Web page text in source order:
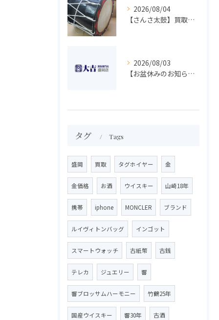
2026/08/04
【さんさ太鼓】買取 大吉盛岡店 楽器 買取します！！
2026/08/03
【お盆休みのお知らせ】買取専門 大吉 盛岡店
タグ Tags
盛岡 買取 タグホイヤー 金
金価格 お酒 ウイスキー 山崎18年
携帯 iphone MONCLER ブランド
ルイヴィトンバッグ インゴット
スマートウォッチ 古紙幣 古銭
テレカ ジュエリー 響
響ブロッサムハーモニー 竹鶴25年
国産ウイスキー 響30年 古酒